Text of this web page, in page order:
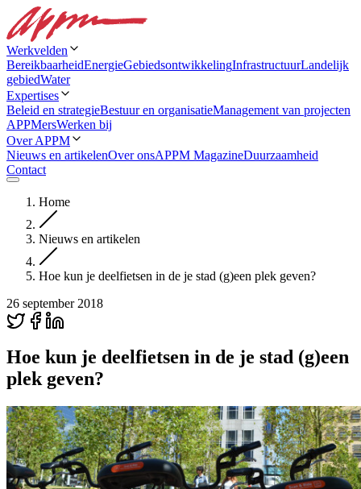
Werkvelden
BereikbaarheidEnergieGebiedsontwikkelingInfrastructuurLandelijk
gebiedWater
Expertises
Beleid en strategieBestuur en organisatieManagement van projecten
APPMersWerken bij
Over APPM
Nieuws en artikelenOver onsAPPM MagazineDuurzaamheid
Contact
Home
Nieuws en artikelen
Hoe kun je deelfietsen in de je stad (g)een plek geven?
26 september 2018
Hoe kun je deelfietsen in de je stad (g)een
plek geven?